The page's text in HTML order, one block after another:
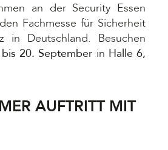
an der Security Essen
Fachmesse für Sicherheit
in Deutschland. Besuchen
20. September in Halle 6,
AUFTRITT MIT